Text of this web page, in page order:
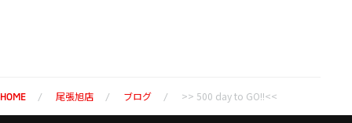
HOME 尾張旭店 ブログ >> 500 day to GO!!<<